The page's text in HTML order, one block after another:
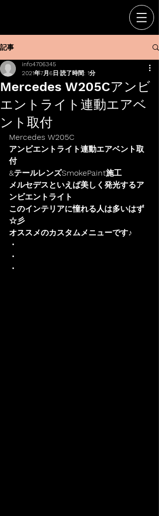
記事
Mercedes W205Cアンビ
エントライト連動エアベ
ント取付
info4706345
2021年7月6日 読了時間: 1分
Mercedes W205C
アンビエントライト連動エアベント取
付
&テールレンズSmokePaint施工
メルセデスといえば美しく発光するア
ンビエントライト
このインテリアに憧れる人は多いはず
☆彡
オススメのカスタムメニューです♪
・
・
・